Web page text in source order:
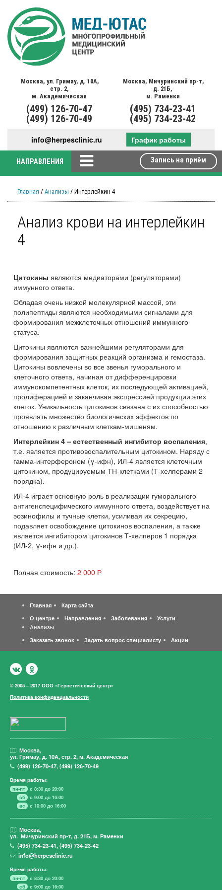
Москва, ул. Гримау, д. 10А,
стр. 2,
м. Академическая
(499) 126-70-47
(499) 126-70-49
Москва, Мичуринский пр-т,
д. 21Б,
м. Раменки
(495) 734-23-41
(495) 734-23-42
info@herpesclinic.ru График работы
НАПРАВЛЕНИЯ Запись на приём
Главная / Анализы / Интерлейкин 4
Анализ крови на интерлейкин
4
Цитокины являются медиаторами (регуляторами)
иммунного ответа.
Обладая очень низкой молекулярной массой, эти
полипептиды являются необходимыми сигналами для
формирования межклеточных отношений иммунного
статуса.
Цитокины являются важнейшими регуляторами для
формирования защитных реакций организма и гемостаза.
Цитокины вовлечены во все звенья гуморального и
клеточного ответа, начиная от дифференцировки
иммунокомпетентных клеток, их последующей активацией,
пролиферацией и заканчивая экспрессией продукции этих
клеток. Уникальность цитокинов связана с их способностью
проявлять множество биологических эффектов по
отношению к различным клеткам-мишеням.
Интерлейкин 4 – естественный ингибитор воспаления,
т.е. является противовоспалительным цитокином. Наряду с
гамма-интерфероном (γ-ифн), ИЛ-4 является клеточным
цитокином, продуцируемым ТН-клетками (Т-хелперами 2
порядка).
ИЛ-4 играет основную роль в реализации гуморального
антигенспецифического иммунного ответа, воздействует на
эозинофилы и тучные клетки, усиливая их секрецию,
подавляет освобождение цитокинов воспаления, а также
является ингибитором цитокинов Т-хелперов 1 порядка
(ИЛ-2, γ-ифн и др.).
Полная стоимость: 2 000 Р
Главная
Карта сайта
О центре
Направления Заболевания
Услуги
Анализы
Заказать звонок
Задать вопрос специалисту Акции
© 2005 – 2017 ООО «Герпетический центр»
Политика конфиденциальности
Москва,
ул. Гримау, д. 10А, стр. 2, м. Академическая
(499)126-70-47,(499)126-70-49
Время работы:
пн-пт
с 8:30 до 20:00
сб
с 9:00 до 16:00
вс
с 10:00 до 16:00
Москва,
ул. Мичуринский пр-т, д. 21Б, м. Раменки
(495)734-23-41,(495)734-23-42
info@herpesclinic.ru
Время работы:
пн-пт
с 8:30 до 20:00
сб
с 9:00 до 16:00